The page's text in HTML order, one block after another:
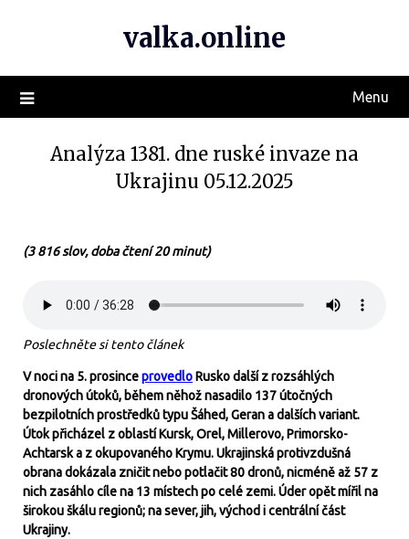
valka.online
Menu
Analýza 1381. dne ruské invaze na
Ukrajinu 05.12.2025
(3 816 slov, doba čtení 20 minut)
Poslechněte si tento článek
V noci na 5. prosinceprovedloRusko další z rozsáhlých
dronových útoků, během něhož nasadilo 137 útočných
bezpilotních prostředků typu Šáhed, Geran a dalších variant.
Útok přicházel z oblastí Kursk, Orel, Millerovo, Primorsko-
Achtarsk a z okupovaného Krymu. Ukrajinská protivzdušná
obrana dokázala zničit nebo potlačit 80 dronů, nicméně až 57 z
nich zasáhlo cíle na 13 místech po celé zemi. Úder opět mířil na
širokou škálu regionů; na sever, jih, východ i centrální část
Ukrajiny.